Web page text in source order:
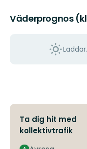
Väderprognos
Ta dig hit med
kollektivtrafik